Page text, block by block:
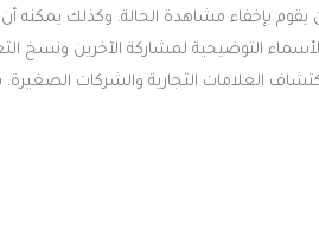
بإخفاء مشاهدة الحالة. وكذلك يمكنه أن
التوضيحية لمشاركة الآخرين ونسخ
العلامات التجارية والشركات الصغيرة.